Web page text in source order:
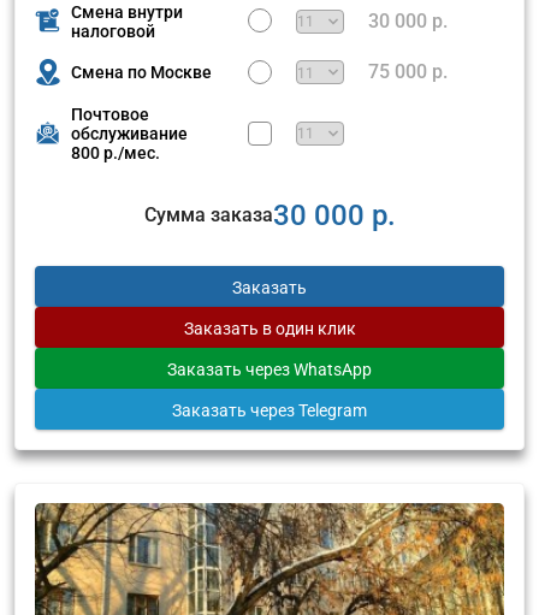
Смена внутри
налоговой
30 000 р.
Смена по Москве 75 000 р.
Почтовое
обслуживание
800 р./мес.
Сумма заказа30 000 р.
Заказать
Заказать в один клик
Заказать через WhatsApp
Заказать через Telegram